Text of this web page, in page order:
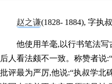
赵之谦(1828- 1884), 字执
他使用羊毫,以行书笔法
后人看法颇不一致。称赞者说
批评最为严厉,他说:“执叔学北